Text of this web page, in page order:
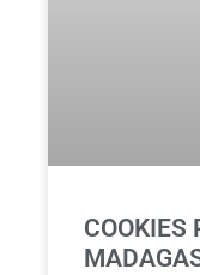
COOKIES